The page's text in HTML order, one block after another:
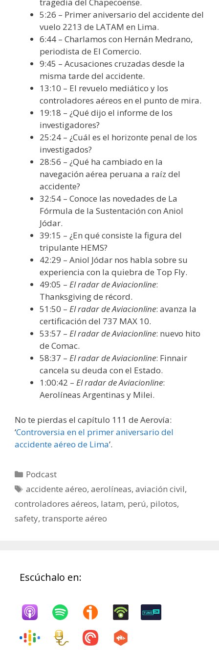
5:26 – Primer aniversario del accidente del
vuelo 2213 de LATAM en Lima.
6:44 – Charlamos con Hernán Medrano,
periodista de El Comercio.
9:45 – Acusaciones cruzadas desde la
misma tarde del accidente.
13:10 – El revuelo mediático y los
controladores aéreos en el punto de mira.
19:18 – ¿Qué dijo el informe de los
investigadores?
25:24 – ¿Cuál es el horizonte penal de los
investigados?
28:56 – ¿Qué ha cambiado en la
navegación aérea peruana a raíz del
accidente?
32:54 – Conoce las novedades de La
Fórmula de la Sustentación con Aniol
Jódar.
39:15 – ¿En qué consiste la figura del
tripulante HEMS?
42:29 – Aniol Jódar nos habla sobre su
experiencia con la quiebra de Top Fly.
49:05 – El radar de Aviacionline:
Thanksgiving de récord.
51:50 – El radar de Aviacionline: avanza la
certificación del 737 MAX 10.
53:57 – El radar de Aviacionline: nuevo hito
de Comac.
58:37 – El radar de Aviacionline: Finnair
cancela su deuda con el Estado.
1:00:42 – El radar de Aviacionline:
Aerolíneas Argentinas y Milei.
No te pierdas el capítulo 111 de Aerovía:
‘Controversia en el primer aniversario del
accidente aéreo de Lima’.
Categorías
Podcast
Etiquetas
accidente aéreo,aerolíneas,aviación civil,
controladores aéreos, latam, perú, pilotos,
safety, transporte aéreo
Escúchalo en: